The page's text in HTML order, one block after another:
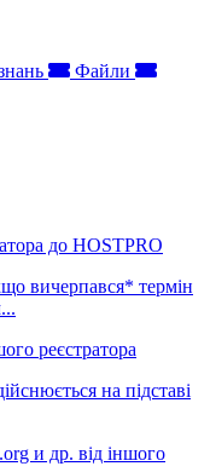
Файли
до HOSTPRO
вичерпався* термін
реєстратора
на підставі
и др. від іншого